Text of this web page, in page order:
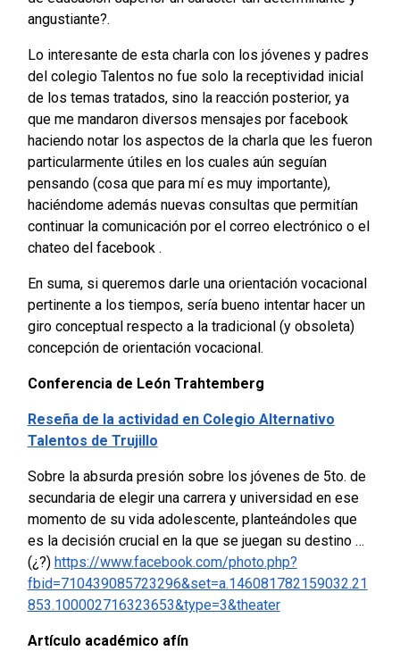
angustiante?.
Lo interesante de esta charla con los jóvenes y padres
del colegio Talentos no fue solo la receptividad inicial
de los temas tratados, sino la reacción posterior, ya
que me mandaron diversos mensajes por facebook
haciendo notar los aspectos de la charla que les fueron
particularmente útiles en los cuales aún seguían
pensando (cosa que para mí es muy importante),
haciéndome además nuevas consultas que permitían
continuar la comunicación por el correo electrónico o el
chateo del facebook .
En suma, si queremos darle una orientación vocacional
pertinente a los tiempos, sería bueno intentar hacer un
giro conceptual respecto a la tradicional (y obsoleta)
concepción de orientación vocacional.
Conferencia de León Trahtemberg
Reseña de la actividad en Colegio Alternativo
Talentos de Trujillo
Sobre la absurda presión sobre los jóvenes de 5to. de
secundaria de elegir una carrera y universidad en ese
momento de su vida adolescente, planteándoles que
es la decisión crucial en la que se juegan su destino …
(¿?) https://www.facebook.com/photo.php?
fbid=710439085723296&set=a.146081782159032.21
853.100002716323653&type=3&theater
Artículo académico afín